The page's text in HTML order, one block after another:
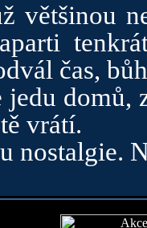
většinou
čas,
jedu
vrátí.
nostalgie.